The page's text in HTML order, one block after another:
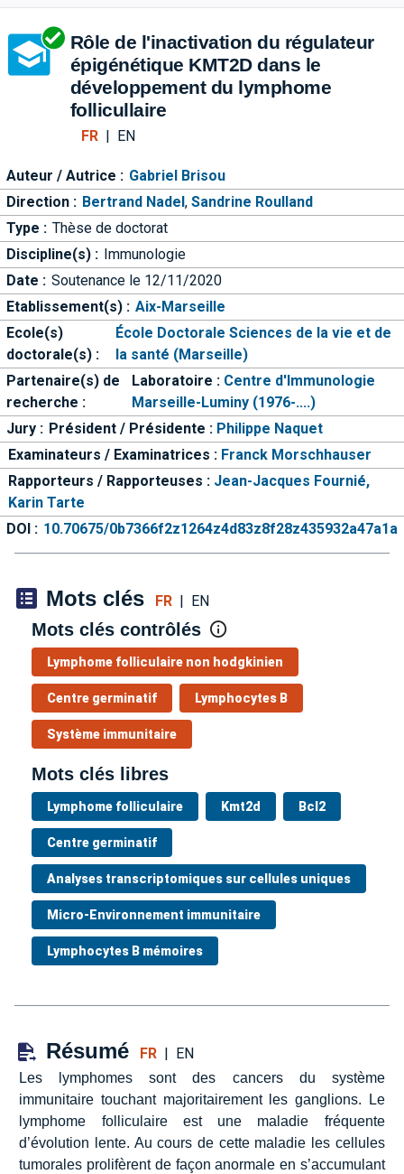
Aller directement à la barre
Rôle de l'inactivation du régulateur
épigénétique KMT2D dans le
développement du lymphome
follicullaire
FR| EN
Auteur / Autrice : Gabriel Brisou
Direction : Bertrand Nadel , Sandrine Roulland
Type : Thèse de doctorat
Discipline(s) : Immunologie
Date : Soutenance le 12/11/2020
Etablissement(s) : Aix-Marseille
Ecole(s)
doctorale(s) :
École Doctorale Sciences de la vie et de
la santé (Marseille)
Partenaire(s) de
recherche :
Laboratoire : Centre d'Immunologie
Marseille-Luminy (1976-....)
Jury : Président / Présidente : Philippe Naquet
Examinateurs / Examinatrices : Franck Morschhauser
Rapporteurs / Rapporteuses : Jean-Jacques Fournié,
Karin Tarte
DOI : 10.70675/0b7366f2z1264z4d83z8f28z435932a47a1a
Mots clés FR | EN
Mots clés contrôlés
Lymphome folliculaire non hodgkinien
Centre germinatif Lymphocytes B
Système immunitaire
Mots clés libres
Lymphome folliculaire Kmt2d Bcl2
Centre germinatif
Analyses transcriptomiques sur cellules uniques
Micro-Environnement immunitaire
Lymphocytes B mémoires
Résumé FR | EN
Les lymphomes sont des cancers du système
immunitaire touchant majoritairement les ganglions. Le
lymphome folliculaire est une maladie fréquente
d’évolution lente. Au cours de cette maladie les cellules
tumorales prolifèrent de façon anormale en s’accumulant